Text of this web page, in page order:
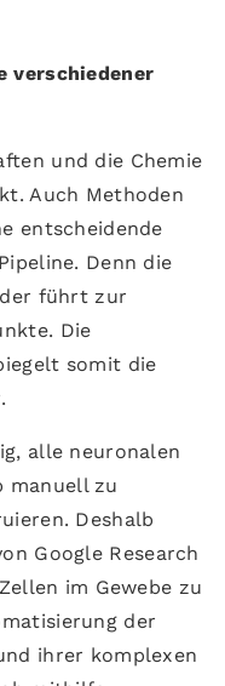
verschiedener
und die Chemie
Auch Methoden
entscheidende
Denn die
führt zur
Die
somit die
alle neuronalen
manuell zu
Deshalb
Google Research
im Gewebe zu
der
ihrer komplexen